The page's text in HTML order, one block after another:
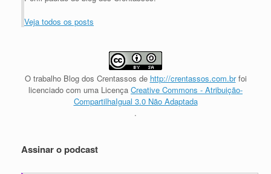
Veja todos os posts
O trabalho Blog dos Crentassos de http://crentassos.com.brfoi
licenciado com uma Licença Creative Commons - Atribuição-
CompartilhaIgual 3.0 Não Adaptada
.
Assinar o podcast